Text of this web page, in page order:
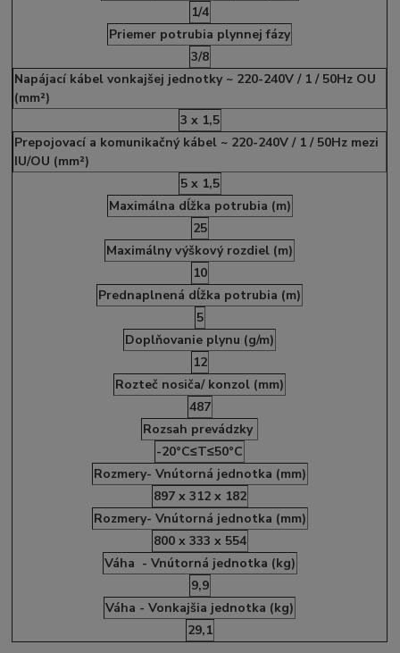
1/4
Priemer potrubia plynnej fázy
3/8
Napájací kábel vonkajšej jednotky ~ 220-240V / 1 / 50Hz OU
(mm²)
3 x 1,5
Prepojovací a komunikačný kábel ~ 220-240V / 1 / 50Hz mezi
IU/OU (mm²)
5 x 1,5
Maximálna dĺžka potrubia (m)
25
Maximálny výškový rozdiel (m)
10
Prednaplnená dĺžka potrubia (m)
5
Doplňovanie plynu (g/m)
12
Rozteč nosiča/ konzol (mm)
487
Rozsah prevádzky
-20°C≤T≤50°C
Rozmery- Vnútorná jednotka (mm)
897 x 312 x 182
Rozmery- Vnútorná jednotka (mm)
800 x 333 x 554
Váha - Vnútorná jednotka (kg)
9,9
Váha - Vonkajšia jednotka (kg)
29,1